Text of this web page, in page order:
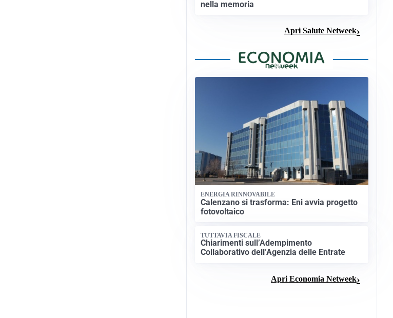
nella memoria
Apri Salute Netweek
ENERGIA RINNOVABILE
Calenzano si trasforma: Eni avvia progetto
fotovoltaico
TUTTAVIA FISCALE
Chiarimenti sull’Adempimento
Collaborativo dell’Agenzia delle Entrate
Apri Economia Netweek